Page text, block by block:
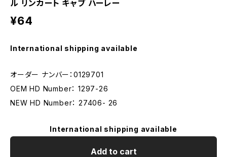
ル リンカート キャブ ハーレー
¥64
International shipping available
オーダー ナンバー：0129701
OEM HD Number： 1297-26
NEW HD Number： 27406- 26
International shipping available
Add to cart